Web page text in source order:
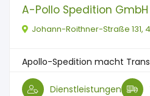
A-Pollo Spedition GmbH
Johann-Roithner-Straße 131,
Apollo-Spedition macht
Dienstleistungen